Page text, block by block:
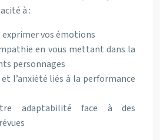
à :
vos émotions
en vous mettant dans la
personnages
l’anxiété liés à la performance
adaptabilité face à des